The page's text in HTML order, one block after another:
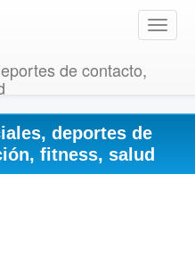
T
o
e
v
de contacto,
deportes de
fitness, salud